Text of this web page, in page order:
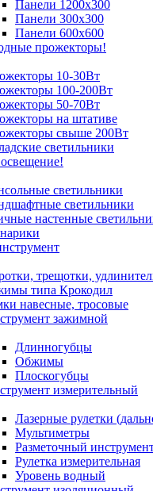
Панели 1200х300
Панели 300х300
Панели 600х600
прожекторы!
10-30Вт
100-200Вт
50-70Вт
на штативе
свыше 200Вт
светильники
светильники
светильники
настенные
трещотки,
типа Крокодил
навесные, тросовые
зажимной
Длинногубцы
Обжимы
Плоскогубцы
измерительный
Лазерные рулетки
Мультиметры
Разметочный
Рулетка измерительная
Уровень водный